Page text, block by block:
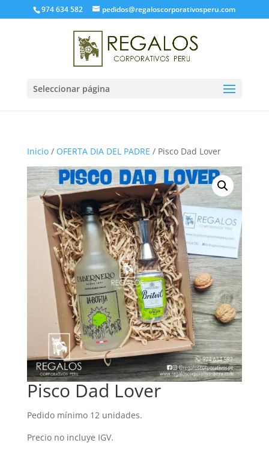
974 634 582 pedidos@regaloscorporativosperu.com
Seleccionar página
Inicio/ OFERTA DIA DEL PADRE / Pisco Dad Lover
Pisco Dad Lover
Pedido mínimo 12 unidades.
Precio no incluye IGV.